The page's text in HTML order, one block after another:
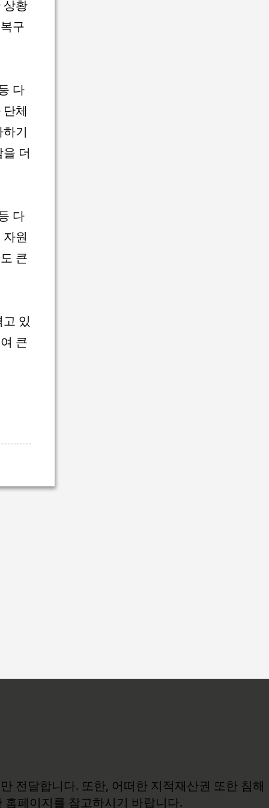
상황
구
다
체
기
더
다
원
큰
있
큰
전달합니다. 또한, 어떠한 지적재산권 또한 침해
페이지를 참고하시기 바랍니다.